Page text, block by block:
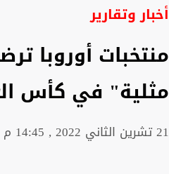
أخبار وتقارير
منتخبات أوروبا
مثلية" في كأس
21 تشرين الثاني 2022 , 14:45 م